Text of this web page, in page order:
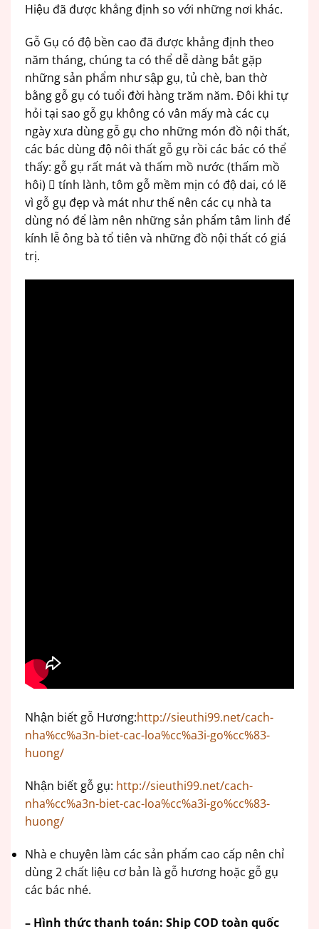
Hiệu đã được khẳng định so với những nơi khác.
Gỗ Gụ có độ bền cao đã được khẳng định theo
năm tháng, chúng ta có thể dễ dàng bắt gặp
những sản phẩm như sập gụ, tủ chè, ban thờ
bằng gỗ gụ có tuổi đời hàng trăm năm. Đôi khi tự
hỏi tại sao gỗ gụ không có vân mấy mà các cụ
ngày xưa dùng gỗ gụ cho những món đồ nội thất,
các bác dùng độ nôi thất gỗ gụ rồi các bác có thể
thấy: gỗ gụ rất mát và thấm mồ nước (thấm mồ
hôi)  tính lành, tôm gỗ mềm mịn có độ dai, có lẽ
vì gỗ gụ đẹp và mát như thế nên các cụ nhà ta
dùng nó để làm nên những sản phẩm tâm linh để
kính lễ ông bà tổ tiên và những đồ nội thất có giá
trị.
Nhận biết gỗ Hương:http://sieuthi99.net/cach-
nha%cc%a3n-biet-cac-loa%cc%a3i-go%cc%83-
huong/
Nhận biết gỗ gụ: http://sieuthi99.net/cach-
nha%cc%a3n-biet-cac-loa%cc%a3i-go%cc%83-
huong/
Nhà e chuyên làm các sản phẩm cao cấp nên chỉ
dùng 2 chất liệu cơ bản là gỗ hương hoặc gỗ gụ
các bác nhé.
– Hình thức thanh toán: Ship COD toàn quốc